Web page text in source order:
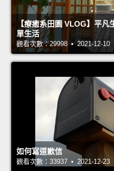
【療癒系田園 VLOG】平
單生活
觀看次數：29998 • 2021-12-10
如何寫道歉信
觀看次數：33937 • 2021-12-23